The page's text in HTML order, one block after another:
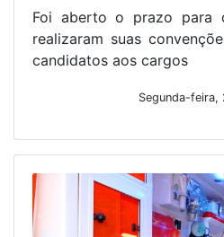
Foi aberto o prazo para
realizaram suas
candidatos aos cargos
Segunda-